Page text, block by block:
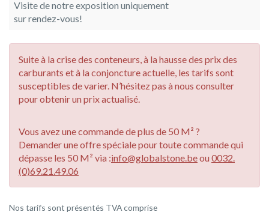
Visite de notre exposition uniquement
sur rendez-vous!
Suite à la crise des conteneurs, à la hausse des prix des
carburants et à la conjoncture actuelle, les tarifs sont
susceptibles de varier. N’hésitez pas à nous consulter
pour obtenir un prix actualisé.
Vous avez une commande de plus de 50 M² ?
Demander une offre spéciale pour toute commande qui
dépasse les 50 M² via :info@globalstone.beou 0032.
(0)69.21.49.06
Nos tarifs sont présentés TVA comprise